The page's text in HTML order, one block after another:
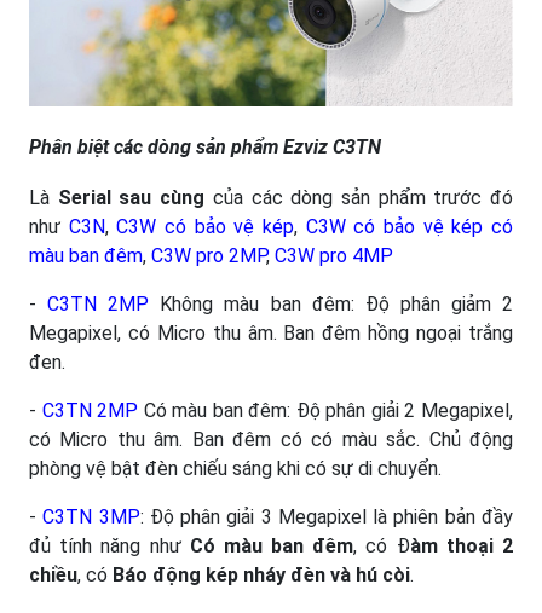
Phân biệt các dòng sản phẩm Ezviz C3TN
Là Serial sau cùng của các dòng sản phẩm trước đó
như C3N,C3W có bảo vệ kép, C3W có bảo vệ kép có
màu ban đêm, C3W pro 2MP, C3W pro 4MP
-C3TN 2MP Không màu ban đêm: Độ phân giảm 2
Megapixel, có Micro thu âm. Ban đêm hồng ngoại trắng
đen.
- C3TN 2MP Có màu ban đêm: Độ phân giải 2 Megapixel,
có Micro thu âm. Ban đêm có có màu sắc. Chủ động
phòng vệ bật đèn chiếu sáng khi có sự di chuyển.
-C3TN 3MP: Độ phân giải 3 Megapixel là phiên bản đầy
đủ tính năng như Có màu ban đêm, có Đàm thoại 2
chiều, có Báo động kép nháy đèn và hú còi.